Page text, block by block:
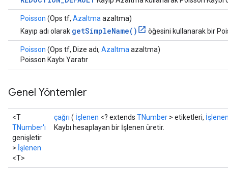
Poisson (Ops tf, Azaltma azaltma)
Kayıp adı olarak getSimpleName() öğesini kullanarak bir
Poisson (Ops tf, Dize adı, Azaltma azaltma)
Poisson Kaybı Yaratır
Genel Yöntemler
<T
TNumber'ı
genişletir
> İşlenen
<T>
çağrı ( İşlenen <? extends TNumber > etiketleri,
Kaybı hesaplayan bir İşlenen üretir.